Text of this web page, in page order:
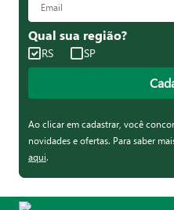
Qual sua região?
RS SP
Ao clicar em cadastrar, você
novidades e ofertas. Para saber
aqui.